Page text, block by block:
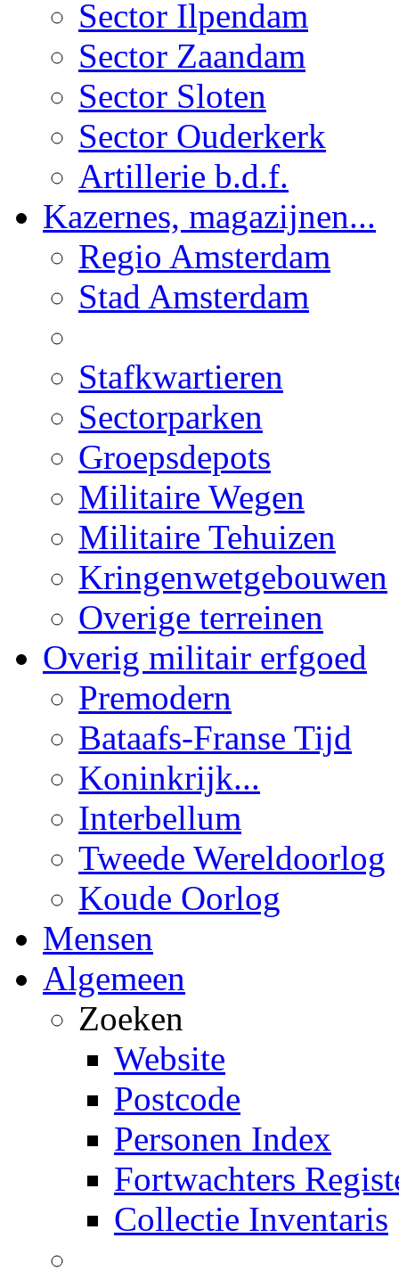
Sector Ilpendam
Sector Zaandam
Sector Sloten
Sector Ouderkerk
Artillerie b.d.f.
Kazernes, magazijnen...
Regio Amsterdam
Stad Amsterdam
Stafkwartieren
Sectorparken
Groepsdepots
Militaire Wegen
Militaire Tehuizen
Kringenwetgebouwen
Overige terreinen
Overig militair erfgoed
Premodern
Bataafs-Franse Tijd
Koninkrijk...
Interbellum
Tweede Wereldoorlog
Koude Oorlog
Mensen
Algemeen
Zoeken
Website
Postcode
Personen Index
Fortwachters
Collectie Inventaris